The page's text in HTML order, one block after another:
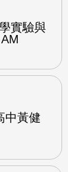
實驗與
中黃健